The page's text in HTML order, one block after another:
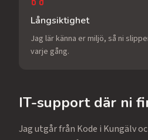
Långsiktighet
Jag lär känna er miljö, så ni
varje gång.
IT-support där ni
Jag utgår från Kode i Kungälv